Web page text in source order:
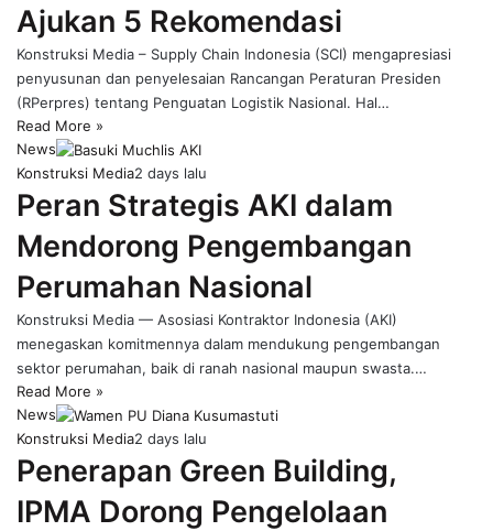
Ajukan 5 Rekomendasi
Konstruksi Media – Supply Chain Indonesia (SCI) mengapresiasi
penyusunan dan penyelesaian Rancangan Peraturan Presiden
(RPerpres) tentang Penguatan Logistik Nasional. Hal…
Read More »
News
Konstruksi Media2 days lalu
Peran Strategis AKI dalam
Mendorong Pengembangan
Perumahan Nasional
Konstruksi Media — Asosiasi Kontraktor Indonesia (AKI)
menegaskan komitmennya dalam mendukung pengembangan
sektor perumahan, baik di ranah nasional maupun swasta.…
Read More »
News
Konstruksi Media2 days lalu
Penerapan Green Building,
IPMA Dorong Pengelolaan